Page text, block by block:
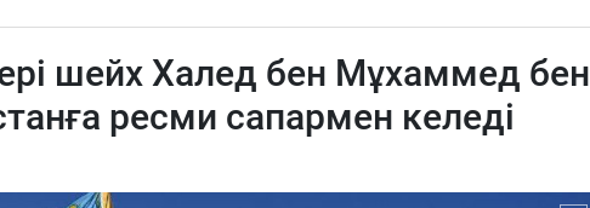
шейх Халед бен Мұхаммед бен
ресми сапармен келеді